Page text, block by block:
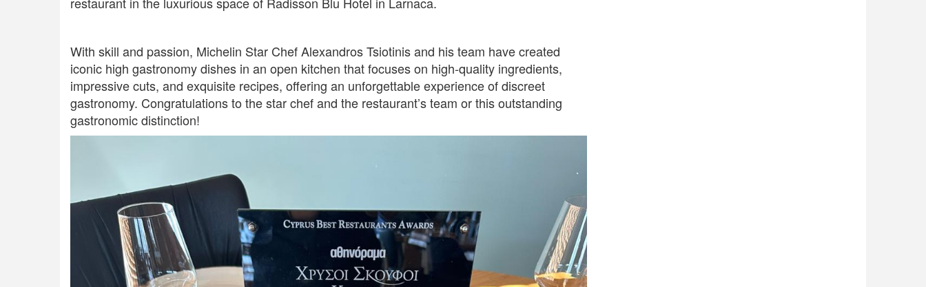
With skill and passion, Michelin Star Chef Alexandros Tsiotinis and his team have created
iconic high gastronomy dishes in an open kitchen that focuses on high-quality ingredients,
impressive cuts, and exquisite recipes, offering an unforgettable experience of discreet
gastronomy. Congratulations to the star chef and the restaurant’s team or this outstanding
gastronomic distinction!